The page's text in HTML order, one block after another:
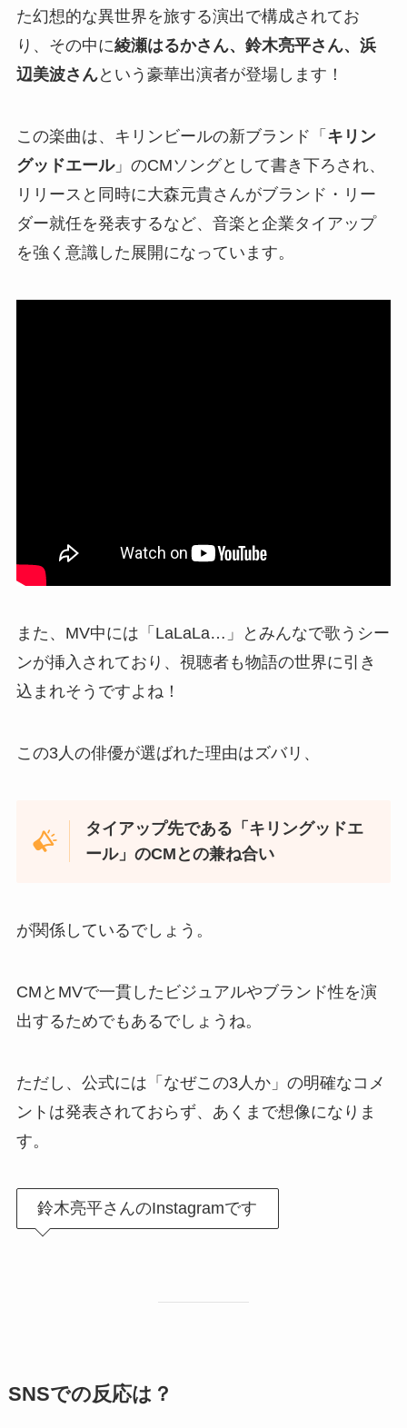
た幻想的な異世界を旅する演出で構成されてお
り、その中に綾瀬はるかさん、鈴木亮平さん、浜
辺美波さんという豪華出演者が登場します！
この楽曲は、キリンビールの新ブランド「 キリン
グッドエール」のCMソングとして書き下ろされ、
リリースと同時に大森元貴さんがブランド・リー
ダー就任を発表するなど、音楽と企業タイアップ
を強く意識した展開になっています。
また、MV中には「LaLaLa…」とみんなで歌うシー
ンが挿入されており、視聴者も物語の世界に引き
込まれそうですよね！
この3人の俳優が選ばれた理由はズバリ、
タイアップ先である「キリングッドエ
ール」のCMとの兼ね合い
が関係しているでしょう。
CMとMVで一貫したビジュアルやブランド性を演
出するためでもあるでしょうね。
ただし、公式には「なぜこの3人か」の明確なコメ
ントは発表されておらず、あくまで想像になりま
す。
鈴木亮平さんのInstagramです
SNSでの反応は？